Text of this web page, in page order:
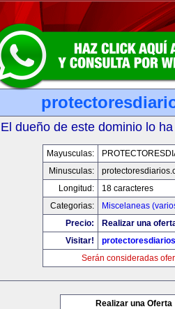
El dueño de este dominio lo
Mayusculas:
Minusculas:
Longitud:
18 caracteres
Categorias:
Miscelaneas
Precio:
Realizar una
Visitar!
Serán consideradas
Realizar una Oferta